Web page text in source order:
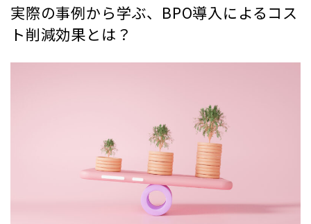
実際の事例から学ぶ、BPO導入によるコス
ト削減効果とは？